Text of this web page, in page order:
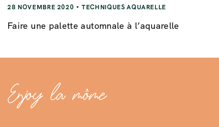
28 NOVEMBRE 2020 TECHNIQUES AQUARELLE
Faire une palette automnale à l’aquarelle